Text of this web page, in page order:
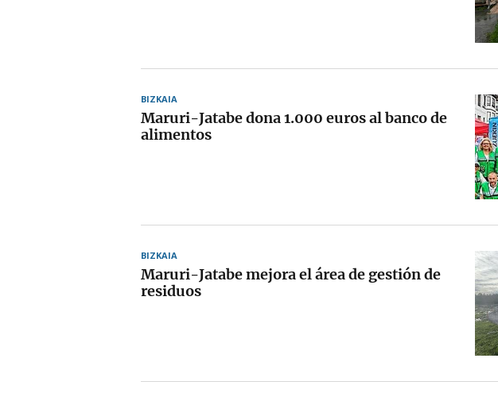
BIZKAIA
Maruri-Jatabe dona 1.000 euros al banco de
alimentos
BIZKAIA
Maruri-Jatabe mejora el área de gestión de
residuos